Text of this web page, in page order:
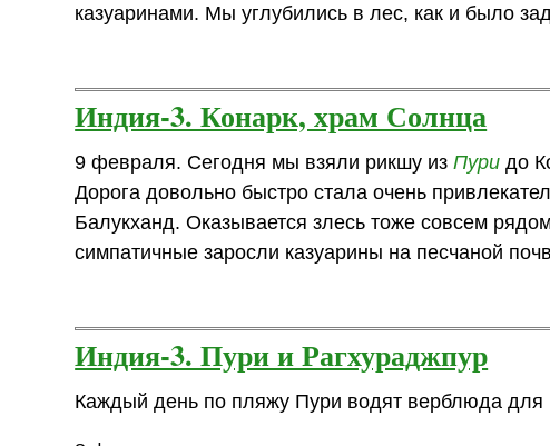
казуаринами. Мы углубились в лес, как и было
Индия-3. Конарк, храм Солнца
9 февраля. Сегодня мы взяли рикшу изПури до
Дорога довольно быстро стала очень
Балукханд. Оказывается злесь тоже совсем
симпатичные заросли казуарины на песчаной
Индия-3. Пури и Рагхураджпур
Каждый день по пляжу Пури водят верблюда для